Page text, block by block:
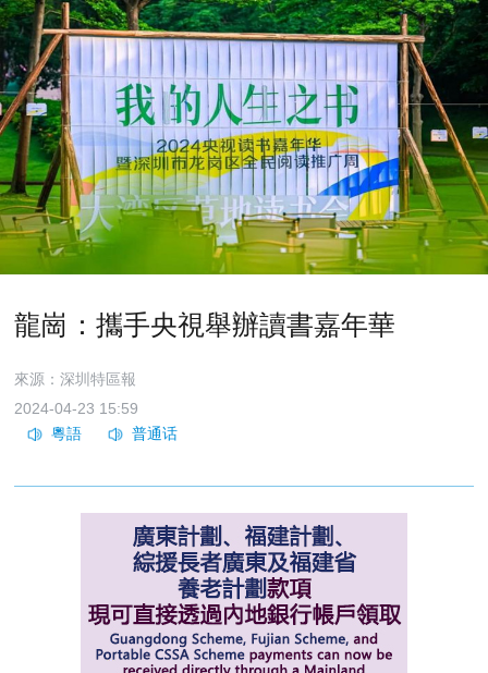
龍崗：攜手央視舉辦讀書嘉年華
來源：深圳特區報
2024-04-23 15:59